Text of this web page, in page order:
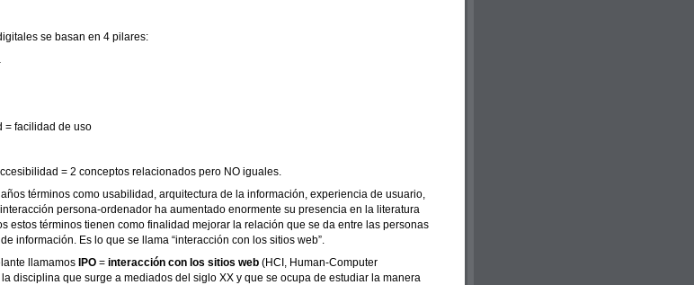
se basan en 4 pilares:
= facilidad de uso
= 2 conceptos relacionados pero NO iguales.
términos como usabilidad, arquitectura de la información, experiencia de usuario,
persona-ordenador ha aumentado enormente su presencia en la literatura
estos términos tienen como finalidad mejorar la relación que se da entre las personas
información. Es lo que se llama “interacción con los sitios web”.
llamamos IPO = interacción con los sitios web (HCI, Human-Computer
disciplina que surge a mediados del siglo XX y que se ocupa de estudiar la manera